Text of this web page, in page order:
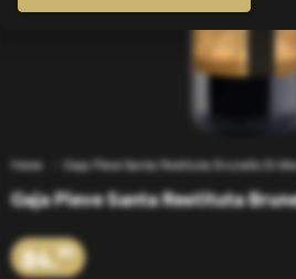
Home Gaja Pieve Santa Restituta Brunello Di
Gaja Pieve Santa Restituta
84. 50